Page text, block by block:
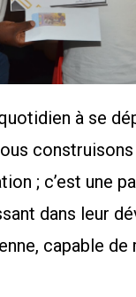
à se
; c’est une
dans leur
capable de